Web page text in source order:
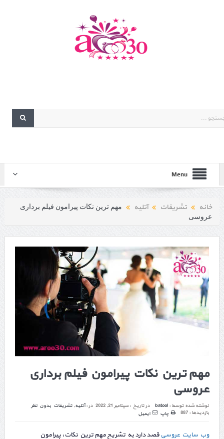
Menu
خانه تشریفات آتلیه
مهم ترین نکات پیرامون فیلم برداری
عروسی
مهم ترین نکات پیرامون فیلم برداری
عروسی
نوشته شده توسط : batool در تاریخ :سپتامبر 21, 2022 در :آتلیه, تشریفات بدون نظر
بازدیدها : 887
چاپ ایمیل
وب سایت عروسی قصد دارد به تشریح مهم ترین نکات، پیرامون